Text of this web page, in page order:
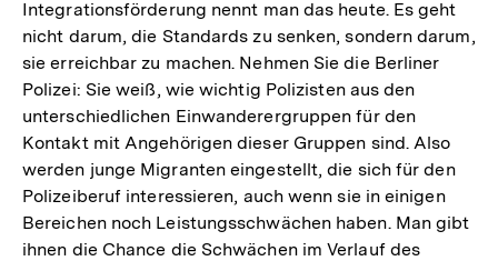
Integrationsförderung nennt man das heute. Es geht
nicht darum, die Standards zu senken, sondern darum,
sie erreichbar zu machen. Nehmen Sie die Berliner
Polizei: Sie weiß, wie wichtig Polizisten aus den
unterschiedlichen Einwanderergruppen für den
Kontakt mit Angehörigen dieser Gruppen sind. Also
werden junge Migranten eingestellt, die sich für den
Polizeiberuf interessieren, auch wenn sie in einigen
Bereichen noch Leistungsschwächen haben. Man gibt
ihnen die Chance die Schwächen im Verlauf des